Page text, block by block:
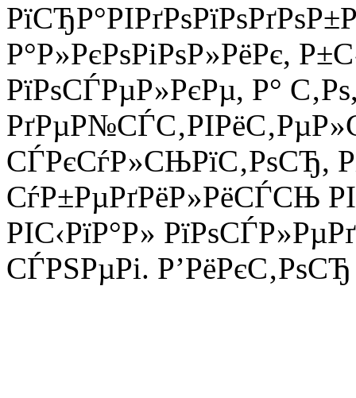
Р°Р»РєРѕРіРѕР»РёРє,
РїРѕСЃРµР»РєРµ, Р°
СЃРєСѓР»СЊРїС‚РѕСЂ,
СѓР±РµРґРёР»РёСЃСЊ РІ
РІС‹РїР°Р»
СЃРЅРµРі.